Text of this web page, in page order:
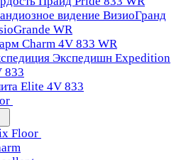
видение ВизиоГранд
WR
Charm 4V 833 WR
Экспедишн Expedition
833
Elite 4V 833
Floor